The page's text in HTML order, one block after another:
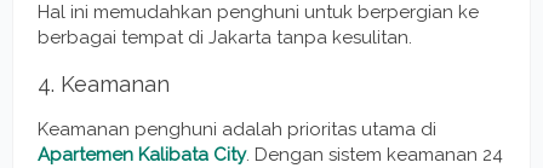
Hal ini memudahkan penghuni untuk berpergian ke
berbagai tempat di Jakarta tanpa kesulitan.
4. Keamanan
Keamanan penghuni adalah prioritas utama di
Apartemen Kalibata City. Dengan sistem keamanan 24